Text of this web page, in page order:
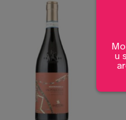
u